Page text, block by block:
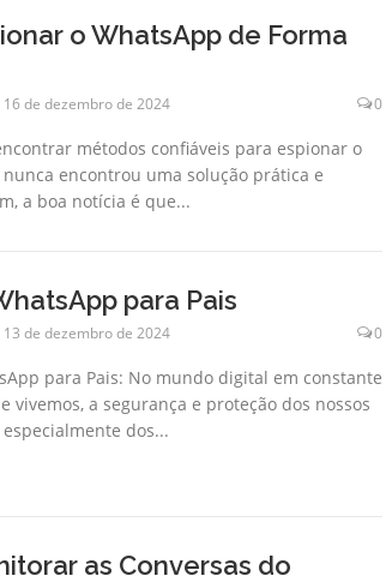
o WhatsApp de Forma
16 de dezembro de 2024 0
métodos confiáveis para espionar o
encontrou uma solução prática e
a boa notícia é que...
para Pais
13 de dezembro de 2024 0
para Pais: No mundo digital em constante
vivemos, a segurança e proteção dos nossos
dos...
as Conversas do